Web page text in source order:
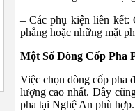
– Các phụ kiện liên kết:
phẳng hoặc những mặt
Một Số Dòng Cốp Pha
Việc chọn dòng cốp pha
lượng cao nhất. Đây
pha tại Nghệ An phù hợp.